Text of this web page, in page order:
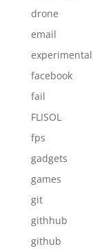
drone
email
experimental
facebook
fail
FLISOL
fps
gadgets
games
git
githhub
github